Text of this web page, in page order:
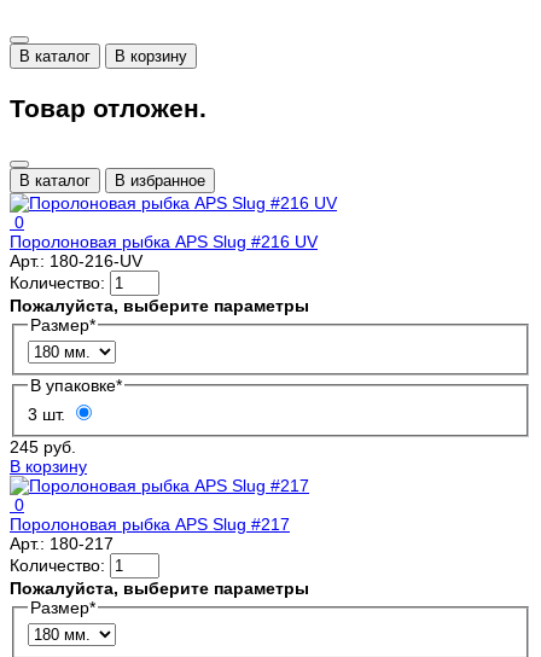
В каталог В корзину
Товар отложен.
В каталог В избранное
0
Поролоновая рыбка APS Slug #216 UV
Арт.: 180-216-UV
Количество:
Пожалуйста, выберите параметры
Размер*
В упаковке*
3 шт.
245 руб.
В корзину
0
Поролоновая рыбка APS Slug #217
Арт.: 180-217
Количество:
Пожалуйста, выберите параметры
Размер*